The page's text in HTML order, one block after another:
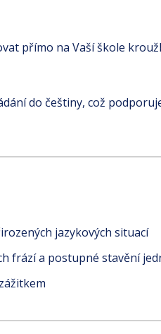
přímo na Vaší škole
do češtiny, což
jazykových situací
frází a postupné stavění